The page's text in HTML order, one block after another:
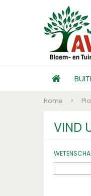
Home >
VIND